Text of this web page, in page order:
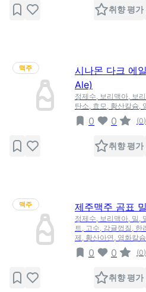
취향 평가
맥주
시나몬 다크 에
Ale)
정제수, 보리맥아, 보
탄소, 효모, 황산칼슘,
0 0 (0)
취향 평가
맥주 제주맥주 곰표
정제수, 보리맥아, 밀,
트, 고수, 감귤껍질, 한
제, 황산아연, 염화칼
0 0 (0)
취향 평가